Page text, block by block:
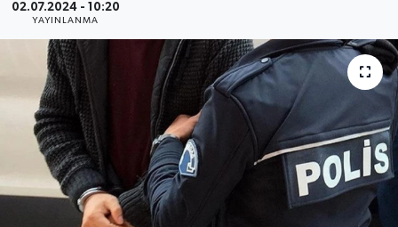
02.07.2024 - 10:20
YAYINLANMA
Haberler
KANALV Spor
Kültür Sanat
Magazin